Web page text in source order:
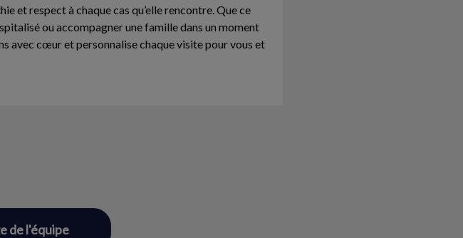
et respect à chaque cas qu’elle rencontre. Que ce
ou accompagner une famille dans un moment
avec cœur et personnalise chaque visite pour vous et
de l'équipe